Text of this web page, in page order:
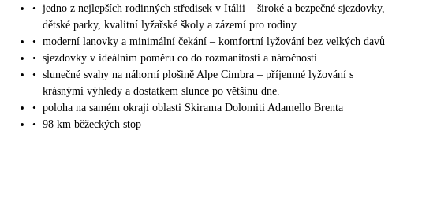
• jedno z nejlepších rodinných středisek v Itálii – široké a bezpečné sjezdovky,
dětské parky, kvalitní lyžařské školy a zázemí pro rodiny
• moderní lanovky a minimální čekání – komfortní lyžování bez velkých davů
• sjezdovky v ideálním poměru co do rozmanitosti a náročnosti
• slunečné svahy na náhorní plošině Alpe Cimbra – příjemné lyžování s
krásnými výhledy a dostatkem slunce po většinu dne.
• poloha na samém okraji oblasti Skirama Dolomiti Adamello Brenta
• 98 km běžeckých stop